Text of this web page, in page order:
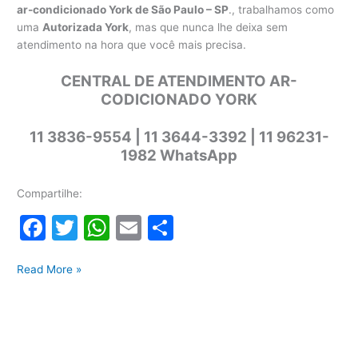
ar-condicionado York de São Paulo – SP., trabalhamos como
uma Autorizada York, mas que nunca lhe deixa sem
atendimento na hora que você mais precisa.
CENTRAL DE ATENDIMENTO AR-
CODICIONADO YORK
11 3836-9554 | 11 3644-3392 | 11 96231-
1982 WhatsApp
Compartilhe:
F
c
T
itt
W E
Manutenção
Read More »